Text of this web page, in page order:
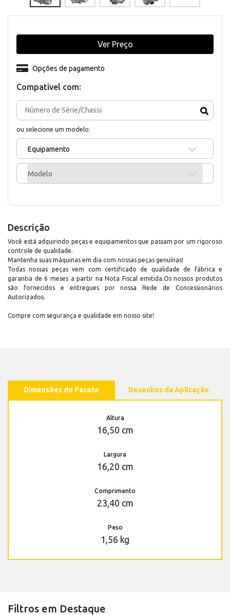
Compativel com:
ou selecione um modelo:
Equipamento
Modelo
Opções de pagamento
Ver Preço
Descrição
Você está adquirindo peças e equipamentos que passam por um rigoroso
controle de qualidade.
Mantenha suas máquinas em dia com nossas peças genuínas!
Todas nossas peças vem com certificado de qualidade de fábrica e
garantia de 6 meses a partir na Nota Fiscal emitida.Os nossos produtos
são fornecidos e entregues por nossa Rede de Concessionários
Autorizados.
Compre com segurança e qualidade em nosso site!
Dimensões do Pacote Desenhos da Aplicação
Altura
16,50 cm
Largura
16,20 cm
Comprimento
23,40 cm
Peso
1,56 kg
Filtros em Destaque